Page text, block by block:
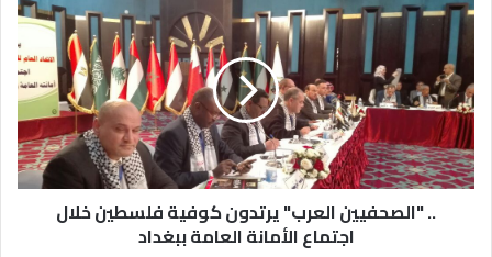
.. "الصحفيين العرب" يرتدون كوفية فلسطين خلال
اجتماع الأمانة العامة ببغداد